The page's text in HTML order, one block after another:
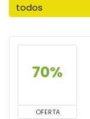
todos
70%
OFERTA